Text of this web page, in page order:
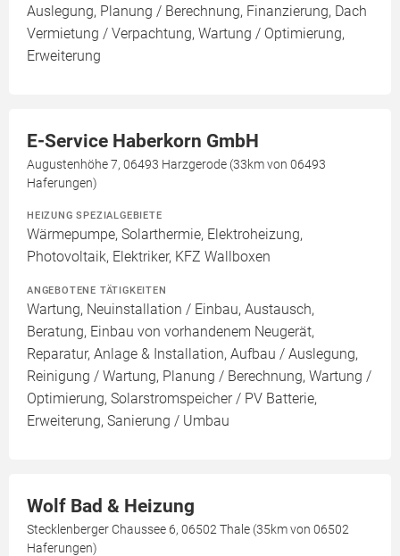
Auslegung, Planung / Berechnung, Finanzierung, Dach
Vermietung / Verpachtung, Wartung / Optimierung,
Erweiterung
E-Service Haberkorn GmbH
Augustenhöhe 7, 06493 Harzgerode (33km von 06493
Haferungen)
HEIZUNG SPEZIALGEBIETE
Wärmepumpe, Solarthermie, Elektroheizung,
Photovoltaik, Elektriker, KFZ Wallboxen
ANGEBOTENE TÄTIGKEITEN
Wartung, Neuinstallation / Einbau, Austausch,
Beratung, Einbau von vorhandenem Neugerät,
Reparatur, Anlage & Installation, Aufbau / Auslegung,
Reinigung / Wartung, Planung / Berechnung, Wartung /
Optimierung, Solarstromspeicher / PV Batterie,
Erweiterung, Sanierung / Umbau
Wolf Bad & Heizung
Stecklenberger Chaussee 6, 06502 Thale (35km von 06502
Haferungen)